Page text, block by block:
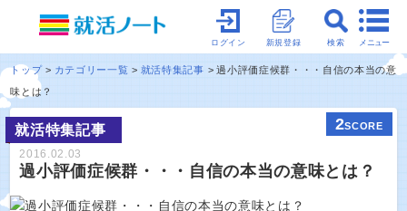
メニュー
検索
新規登録
ログイン
トップ カテゴリー一覧 就活特集記事
過小評価症候群・・・自信の本当の意
味とは？
就活特集記事 2SCORE
2016.02.03
過小評価症候群・・・自信の本当の意味とは？